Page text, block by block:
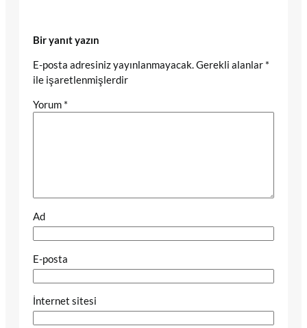
Bir yanıt yazın
E-posta adresiniz yayınlanmayacak. Gerekli alanlar *
ile işaretlenmişlerdir
Yorum *
Ad
E-posta
İnternet sitesi